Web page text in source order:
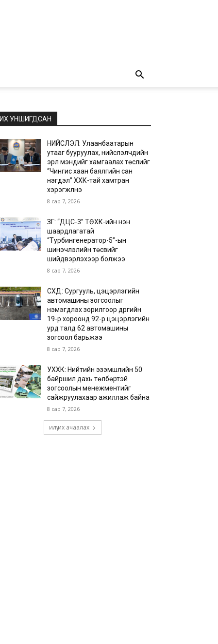
ИХ УНШИГДСАН
НИЙСЛЭЛ: Улаанбаатарын
утааг бууруулах, нийслэлчүүдийн
эрүүл мэндийг хамгаалах төслийг
“Чингис хаан баялгийн сан
нэгдэл” ХХК-тай хамтран
хэрэгжүүлнэ
8 сар 7, 2026
ЗГ: “ДЦС-3” ТӨХК-ийн нэн
шаардлагатай
“Турбингенератор-5”-ын
шинэчлэлийн төсвийг
шийдвэрлэхээр болжээ
8 сар 7, 2026
СХД: Сургууль, цэцэрлэгийн
автомашины зогсоолыг
нэмэгдүүлэх зорилгоор дүүргийн
19-р хороонд 92-р цэцэрлэгийн
урд талд 62 автомашины
зогсоол барьжээ
8 сар 7, 2026
УХХК: Нийтийн эзэмшлийн 50
байршил дахь төлбөртэй
зогсоолын менежментийг
сайжруулахаар ажиллаж байна
8 сар 7, 2026
илүү их ачаалах